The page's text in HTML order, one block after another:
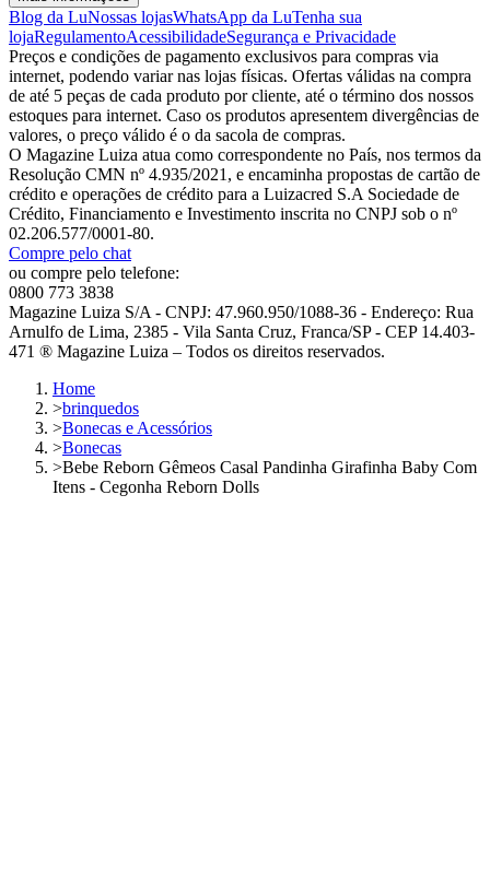
Blog da LuNossas lojasWhatsApp da LuTenha sua
lojaRegulamentoAcessibilidadeSegurança e Privacidade
Preços e condições de pagamento exclusivos para compras via
internet, podendo variar nas lojas físicas. Ofertas válidas na compra
de até 5 peças de cada produto por cliente, até o término dos nossos
estoques para internet. Caso os produtos apresentem divergências de
valores, o preço válido é o da sacola de compras.
O Magazine Luiza atua como correspondente no País, nos termos da
Resolução CMN nº 4.935/2021, e encaminha propostas de cartão de
crédito e operações de crédito para a Luizacred S.A Sociedade de
Crédito, Financiamento e Investimento inscrita no CNPJ sob o nº
02.206.577/0001-80.
Compre pelo chat
ou compre pelo telefone:
0800 773 3838
Magazine Luiza S/A - CNPJ: 47.960.950/1088-36 - Endereço: Rua
Arnulfo de Lima, 2385 - Vila Santa Cruz, Franca/SP - CEP 14.403-
471 ® Magazine Luiza – Todos os direitos reservados.
Home
>brinquedos
>Bonecas e Acessórios
>Bonecas
>Bebe Reborn Gêmeos Casal Pandinha Girafinha Baby Com
Itens - Cegonha Reborn Dolls